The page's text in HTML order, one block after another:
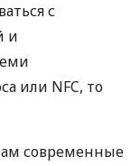
с
и
или NFC, то
современные